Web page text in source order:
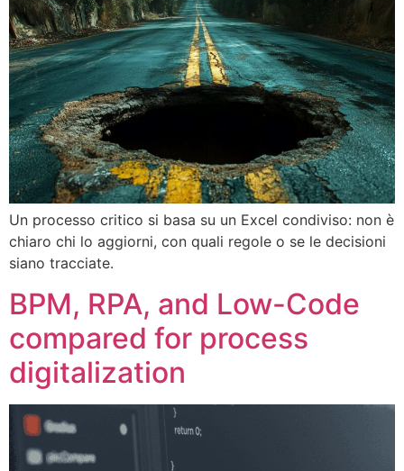
Un processo critico si basa su un Excel condiviso: non è
chiaro chi lo aggiorni, con quali regole o se le decisioni
siano tracciate.
BPM, RPA, and Low-Code
compared for process
digitalization